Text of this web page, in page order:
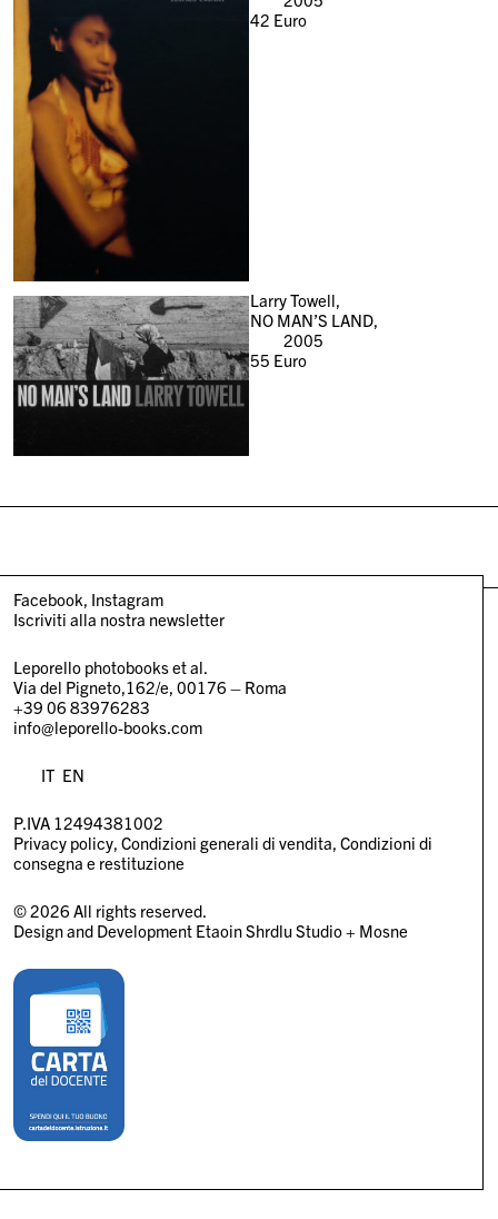
42 Euro
Larry Towell,
NO MAN’S LAND,
2005
55 Euro
Facebook Instagram
Iscriviti alla nostra newsletter
Leporello photobooks et al.
Via del Pigneto,162/e, 00176 – Roma
+39 06 83976283
info@leporello-books.com
IT EN
P.IVA 12494381002
Privacy policy Condizioni generali di vendita Condizioni di
consegna e restituzione
© 2026 All rights reserved.
Design and Development Etaoin Shrdlu Studio+ Mosne